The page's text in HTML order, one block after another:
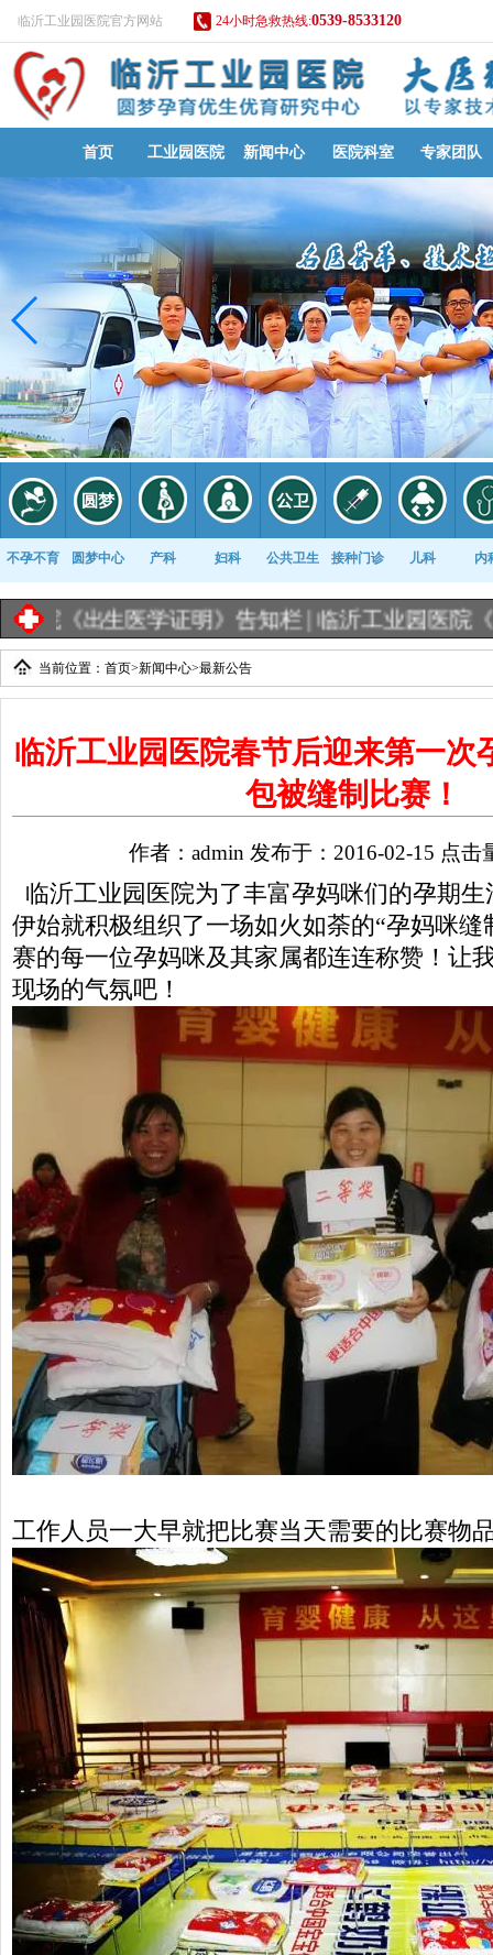
临沂工业园医院官方网站 24小时急救热线:0539-8533120
首页 工业园医院 新闻中心 医院科室 专家团队
不孕不育 圆梦中心 产科 妇科 公共卫生 接种门诊 儿科 内
康复科
》告知栏 |临沂工业园医院《出生医学证明》办
当前位置： 首页>新闻中心>最新公告
临沂工业园医院春节后迎来第一次
包被缝制比赛！
作者：admin 发布于：2016-02-15 点击
临沂工业园医院为了丰富孕妈咪们的孕期生
伊始就积极组织了一场如火如荼的“孕妈咪缝
赛的每一位孕妈咪及其家属都连连称赞！让
现场的气氛吧！
工作人员一大早就把比赛当天需要的比赛物